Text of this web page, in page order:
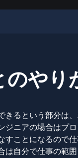
やり
きるという部分は
ジニアの場合はプ
ことになるので
は自分で仕事の範